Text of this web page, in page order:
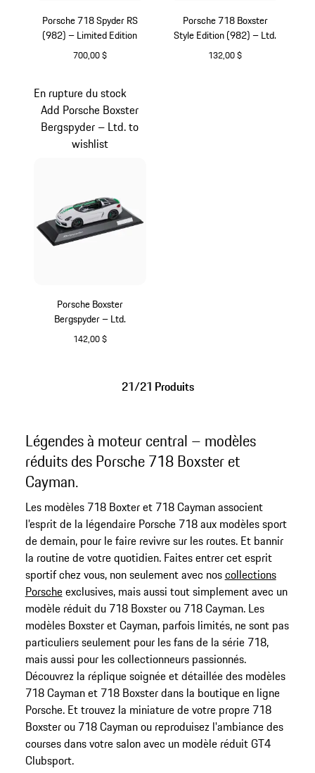
Porsche 718 Spyder RS
(982) – Limited Edition
700,00 $
Porsche 718 Boxster
Style Edition (982) – Ltd.
132,00 $
Porsche Boxster
Bergspyder – Ltd.
142,00 $
En rupture du stock
Add Porsche Boxster
Bergspyder – Ltd. to
wishlist
21/21 Produits
Légendes à moteur central – modèles
réduits des Porsche 718 Boxster et
Cayman.
Les modèles 718 Boxter et 718 Cayman associent
l’esprit de la légendaire Porsche 718 aux modèles sport
de demain, pour le faire revivre sur les routes. Et bannir
la routine de votre quotidien. Faites entrer cet esprit
sportif chez vous, non seulement avec noscollections
Porscheexclusives, mais aussi tout simplement avec un
modèle réduit du 718 Boxster ou 718 Cayman. Les
modèles Boxster et Cayman, parfois limités, ne sont pas
particuliers seulement pour les fans de la série 718,
mais aussi pour les collectionneurs passionnés.
Découvrez la réplique soignée et détaillée des modèles
718 Cayman et 718 Boxster dans la boutique en ligne
Porsche. Et trouvez la miniature de votre propre 718
Boxster ou 718 Cayman ou reproduisez l'ambiance des
courses dans votre salon avec un modèle réduit GT4
Clubsport.